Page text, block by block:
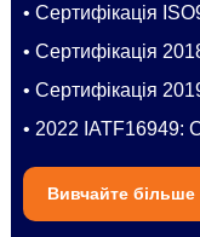
• Сертифікація
• Сертифікація
• Сертифікація
• 2022 IATF16949:
Вивчайте більше